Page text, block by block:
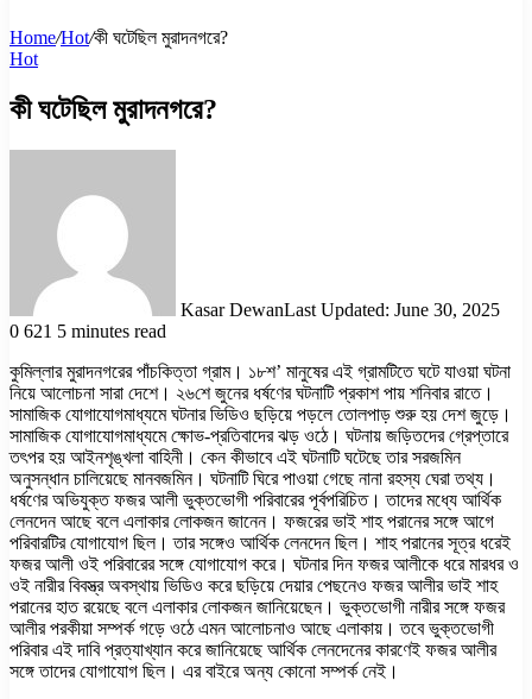
Home/Hot/কী ঘটেছিল মুরাদনগরে?
Hot
কী ঘটেছিল মুরাদনগরে?
Kasar DewanLast Updated: June 30, 2025
0 621 5 minutes read
কুমিল্লার মুরাদনগরের পাঁচকিত্তা গ্রাম। ১৮শ’ মানুষের এই গ্রামটিতে ঘটে যাওয়া ঘটনা
নিয়ে আলোচনা সারা দেশে। ২৬শে জুনের ধর্ষণের ঘটনাটি প্রকাশ পায় শনিবার রাতে।
সামাজিক যোগাযোগমাধ্যমে ঘটনার ভিডিও ছড়িয়ে পড়লে তোলপাড় শুরু হয় দেশ জুড়ে।
সামাজিক যোগাযোগমাধ্যমে ক্ষোভ-প্রতিবাদের ঝড় ওঠে। ঘটনায় জড়িতদের গ্রেপ্তারে
তৎপর হয় আইনশৃঙ্খলা বাহিনী। কেন কীভাবে এই ঘটনাটি ঘটেছে তার সরজমিন
অনুসন্ধান চালিয়েছে মানবজমিন। ঘটনাটি ঘিরে পাওয়া গেছে নানা রহস্য ঘেরা তথ্য।
ধর্ষণের অভিযুক্ত ফজর আলী ভুক্তভোগী পরিবারের পূর্বপরিচিত। তাদের মধ্যে আর্থিক
লেনদেন আছে বলে এলাকার লোকজন জানেন। ফজরের ভাই শাহ পরানের সঙ্গে আগে
পরিবারটির যোগাযোগ ছিল। তার সঙ্গেও আর্থিক লেনদেন ছিল। শাহ পরানের সূত্র ধরেই
ফজর আলী ওই পরিবারের সঙ্গে যোগাযোগ করে। ঘটনার দিন ফজর আলীকে ধরে মারধর ও
ওই নারীর বিবস্ত্র অবস্থায় ভিডিও করে ছড়িয়ে দেয়ার পেছনেও ফজর আলীর ভাই শাহ
পরানের হাত রয়েছে বলে এলাকার লোকজন জানিয়েছেন। ভুক্তভোগী নারীর সঙ্গে ফজর
আলীর পরকীয়া সম্পর্ক গড়ে ওঠে এমন আলোচনাও আছে এলাকায়। তবে ভুক্তভোগী
পরিবার এই দাবি প্রত্যাখ্যান করে জানিয়েছে আর্থিক লেনদেনের কারণেই ফজর আলীর
সঙ্গে তাদের যোগাযোগ ছিল। এর বাইরে অন্য কোনো সম্পর্ক নেই।